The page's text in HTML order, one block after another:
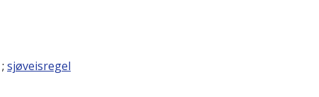
; sjøveisregel